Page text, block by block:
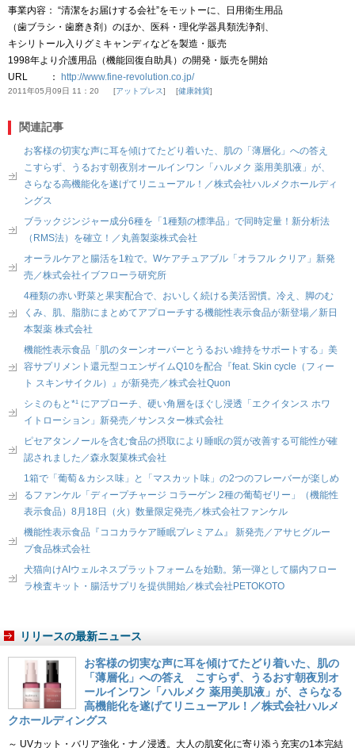
事業内容： “清潔をお届けする会社”をモットーに、日用衛生用品
（歯ブラシ・歯磨き剤）のほか、医科・理化学器具類洗浄剤、
キシリトール入りグミキャンディなどを製造・販売
1998年より介護用品（機能回復自助具）の開発・販売を開始
URL ： http://www.fine-revolution.co.jp/
2011年05月09日 11：20 アットプレス 健康雑貨
関連記事
お客様の切実な声に耳を傾けてたどり着いた、肌の「薄層化」への答え
こすらず、うるおす朝夜別オールインワン「ハルメク 薬用美肌液」が、
さらなる高機能化を遂げてリニューアル！／株式会社ハルメクホールディ
ングス
ブラックジンジャー成分6種を「1種類の標準品」で同時定量！新分析法
（RMS法）を確立！／丸善製薬株式会社
オーラルケアと腸活を1粒で。Wケアチュアブル「オラフル クリア」新発
売／株式会社イブフローラ研究所
4種類の赤い野菜と果実配合で、おいしく続ける美活習慣。冷え、脚のむ
くみ、肌、脂肪にまとめてアプローチする機能性表示食品が新登場／新日
本製薬 株式会社
機能性表示食品「肌のターンオーバーとうるおい維持をサポートする」美
容サプリメント還元型コエンザイムQ10を配合『feat. Skin cycle（フィー
ト スキンサイクル）』が新発売／株式会社Quon
シミのもと*¹ にアプローチ、硬い角層をほぐし浸透「エクイタンス ホワ
イトローション」新発売／サンスター株式会社
ピセアタンノールを含む食品の摂取により睡眠の質が改善する可能性が確
認されました／森永製菓株式会社
1箱で「葡萄＆カシス味」と「マスカット味」の2つのフレーバーが楽しめ
るファンケル「ディープチャージ コラーゲン 2種の葡萄ゼリー」（機能性
表示食品）8月18日（火）数量限定発売／株式会社ファンケル
機能性表示食品『ココカラケア睡眠プレミアム』 新発売／アサヒグルー
プ食品株式会社
犬猫向けAIウェルネスプラットフォームを始動。第一弾として腸内フロー
ラ検査キット・腸活サプリを提供開始／株式会社PETOKOTO
リリースの最新ニュース
お客様の切実な声に耳を傾けてたどり着いた、肌の
「薄層化」への答え こすらず、うるおす朝夜別オ
ールインワン「ハルメク 薬用美肌液」が、さらなる
高機能化を遂げてリニューアル！／株式会社ハルメ
クホールディングス
～ UVカット・バリア強化・ナノ浸透。大人の肌変化に寄り添う充実の1本完結